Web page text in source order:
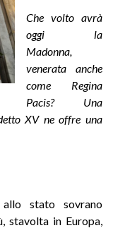
Che volto avrà
oggi la
Madonna,
venerata anche
come Regina
Pacis? Una
XV ne offre una
allo stato sovrano
stavolta in Europa,